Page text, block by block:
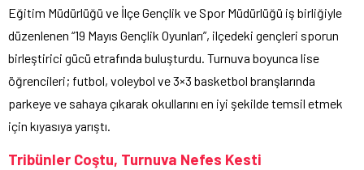
Eğitim Müdürlüğü ve İlçe Gençlik ve Spor Müdürlüğü iş birliğiyle
düzenlenen “19 Mayıs Gençlik Oyunları”, ilçedeki gençleri sporun
birleştirici gücü etrafında buluşturdu. Turnuva boyunca lise
öğrencileri; futbol, voleybol ve 3×3 basketbol branşlarında
parkeye ve sahaya çıkarak okullarını en iyi şekilde temsil etmek
için kıyasıya yarıştı.
Tribünler Coştu, Turnuva Nefes Kesti